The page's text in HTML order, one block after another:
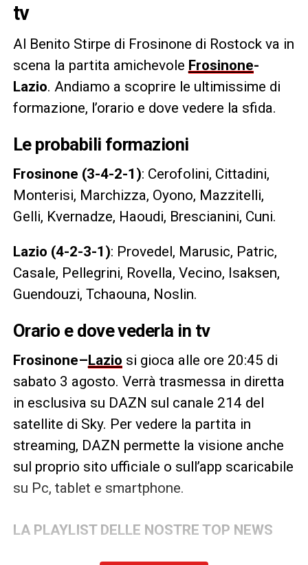
tv
Al Benito Stirpe di Frosinone di Rostock va in
scena la partita amichevole Frosinone-
Lazio. Andiamo a scoprire le ultimissime di
formazione, l’orario e dove vedere la sfida.
Le probabili formazioni
Frosinone (3-4-2-1): Cerofolini, Cittadini,
Monterisi, Marchizza, Oyono, Mazzitelli,
Gelli, Kvernadze, Haoudi, Brescianini, Cuni.
Lazio (4-2-3-1): Provedel, Marusic, Patric,
Casale, Pellegrini, Rovella, Vecino, Isaksen,
Guendouzi, Tchaouna, Noslin.
Orario e dove vederla in tv
Frosinone–Lazio si gioca alle ore 20:45 di
sabato 3 agosto. Verrà trasmessa in diretta
in esclusiva su DAZN sul canale 214 del
satellite di Sky. Per vedere la partita in
streaming, DAZN permette la visione anche
sul proprio sito ufficiale o sull’app scaricabile
su Pc, tablet e smartphone.
LA PLAYLIST DELLE NOSTRE TOP NEWS